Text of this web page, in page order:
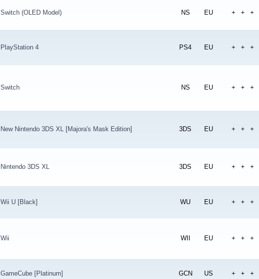
Switch (OLED Model) NS EU + + +
PlayStation 4 PS4 EU + + +
Switch NS EU + + +
New Nintendo 3DS XL [Majora's Mask Edition] 3DS EU + + +
Nintendo 3DS XL 3DS EU + + +
Wii U [Black] WU EU + + +
Wii WII EU + + +
GameCube [Platinum] GCN US + + +